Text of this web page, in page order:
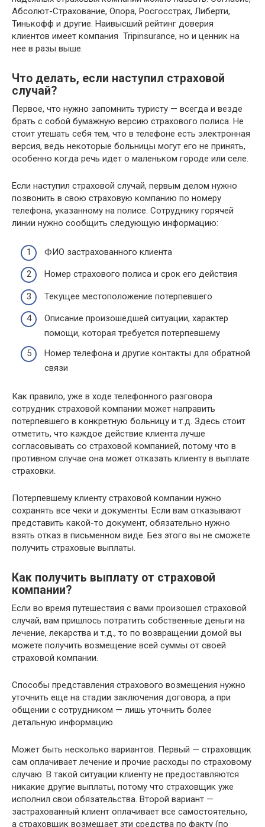
Абсолют-Страхование, Опора, Росгосстрах, Либерти,
Тинькофф и другие. Наивысший рейтинг доверия
клиентов имеет компания Tripinsurance, но и ценник на
нее в разы выше.
Что делать, если наступил страховой
случай?
Первое, что нужно запомнить туристу — всегда и везде
брать с собой бумажную версию страхового полиса. Не
стоит утешать себя тем, что в телефоне есть электронная
версия, ведь некоторые больницы могут его не принять,
особенно когда речь идет о маленьком городе или селе.
Если наступил страховой случай, первым делом нужно
позвонить в свою страховую компанию по номеру
телефона, указанному на полисе. Сотруднику горячей
линии нужно сообщить следующую информацию:
ФИО застрахованного клиента
Номер страхового полиса и срок его действия
Текущее местоположение потерпевшего
Описание произошедшей ситуации, характер
помощи, которая требуется потерпевшему
Номер телефона и другие контакты для обратной
связи
Как правило, уже в ходе телефонного разговора
сотрудник страховой компании может направить
потерпевшего в конкретную больницу и т.д. Здесь стоит
отметить, что каждое действие клиента лучше
согласовывать со страховой компанией, потому что в
противном случае она может отказать клиенту в выплате
страховки.
Потерпевшему клиенту страховой компании нужно
сохранять все чеки и документы. Если вам отказывают
представить какой-то документ, обязательно нужно
взять отказ в письменном виде. Без этого вы не сможете
получить страховые выплаты.
Как получить выплату от страховой
компании?
Если во время путешествия с вами произошел страховой
случай, вам пришлось потратить собственные деньги на
лечение, лекарства и т.д., то по возвращении домой вы
можете получить возмещение всей суммы от своей
страховой компании.
Способы представления страхового возмещения нужно
уточнить еще на стадии заключения договора, а при
общении с сотрудником — лишь уточнить более
детальную информацию.
Может быть несколько вариантов. Первый — страховщик
сам оплачивает лечение и прочие расходы по страховому
случаю. В такой ситуации клиенту не предоставляются
никакие другие выплаты, потому что страховщик уже
исполнил свои обязательства. Второй вариант —
застрахованный клиент оплачивает все самостоятельно,
а страховщик возмещает эти средства по факту (по